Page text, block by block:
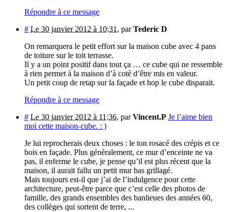
Répondre à ce message
# Le 30 janvier 2012 à 10:31 , parTederic D
On remarquera le petit effort sur la maison cube avec 4 pans
de toiture sur le toit terrasse.
Il y a un point positif dans tout ça … ce cube qui ne ressemble
à rien permet à la maison d’à coté d’être mis en valeur.
Un petit coup de retap sur la façade et hop le cube disparait.
Répondre à ce message
# Le 30 janvier 2012 à 11:36, parVincent.P Je l’aime bien
moi cette maison-cube. : )
Je lui reprocherais deux choses : le ton rosacé des crépis et ce
bois en façade. Plus généralement, ce mur d’enceinte ne va
pas, il enferme le cube, je pense qu’il est plus récent que la
maison, il aurait fallu un petit mur bas grillagé.
Mais toujours est-il que j’ai de l’indulgence pour cette
architecture, peut-être parce que c’est celle des photos de
famille, des grands ensembles des banlieues des années 60,
des collèges qui sortent de terre, ...